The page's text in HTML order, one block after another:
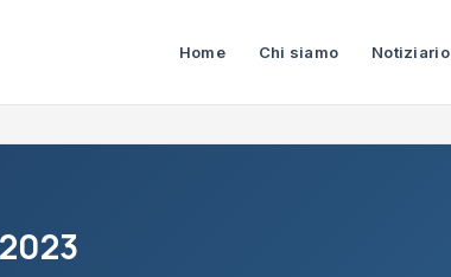
Home Chi siamo Notiziario